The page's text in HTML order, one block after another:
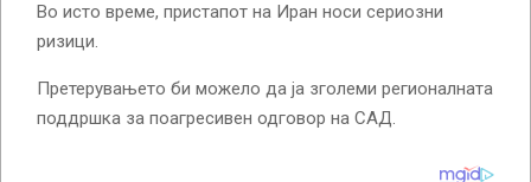
Во исто време, пристапот на Иран носи сериозни
ризици.
Претерувањето би можело да ја зголеми регионалната
поддршка за поагресивен одговор на САД.